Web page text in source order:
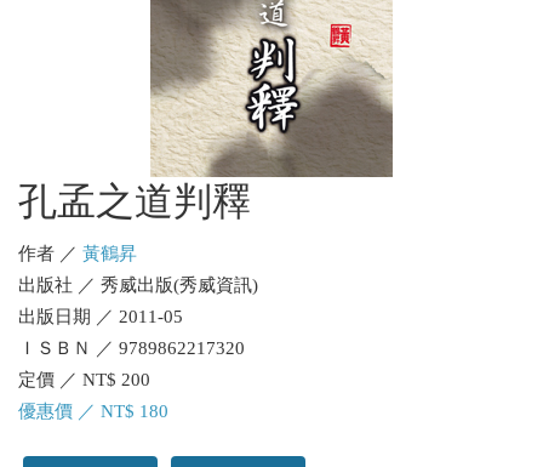
孔孟之道判釋
作者 ／ 黃鶴昇
出版社 ／ 秀威出版(秀威資訊)
出版日期 ／ 2011-05
ＩＳＢＮ ／ 9789862217320
定價 ／ NT$ 200
優惠價 ／ NT$ 180